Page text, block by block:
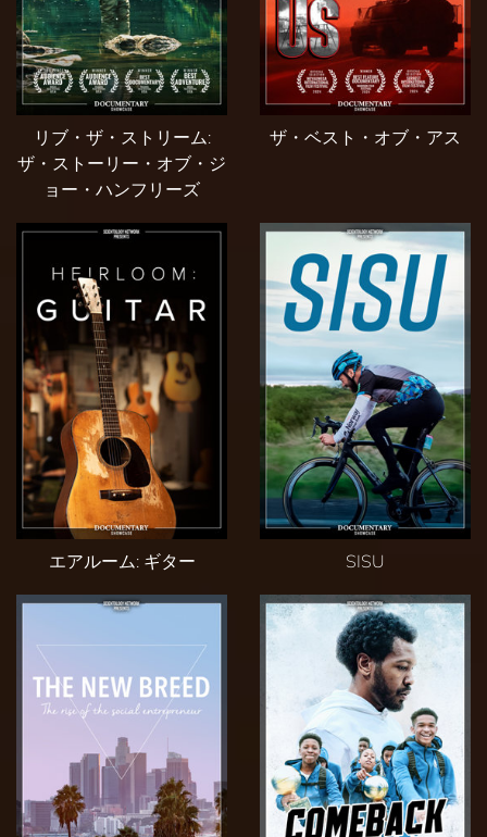
リブ・ザ・ストリーム:
ザ・ストーリー・オブ・ジ
ョー・ハンフリーズ
ザ・ベスト・オブ・アス
エアルーム: ギター SISU